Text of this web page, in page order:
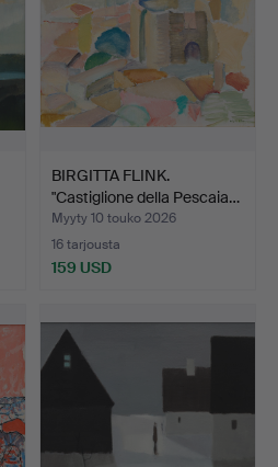
BIRGITTA FLINK.
"Castiglione della Pescaia…
Myyty 10 touko 2026
16 tarjousta
159 USD